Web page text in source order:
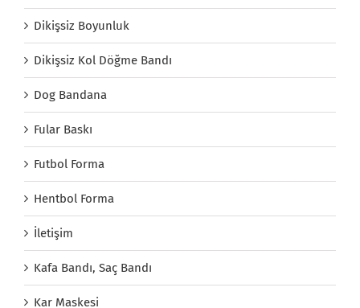
Dikişsiz Boyunluk
Dikişsiz Kol Döğme Bandı
Dog Bandana
Fular Baskı
Futbol Forma
Hentbol Forma
İletişim
Kafa Bandı, Saç Bandı
Kar Maskesi